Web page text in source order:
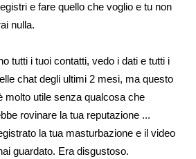
e fare quello che voglio e tu non
nulla.
tutti i tuoi contatti, vedo i dati e tutti i
chat degli ultimi 2 mesi, ma questo
molto utile senza qualcosa che
rovinare la tua reputazione ...
la tua masturbazione e il video
guardato. Era disgustoso.